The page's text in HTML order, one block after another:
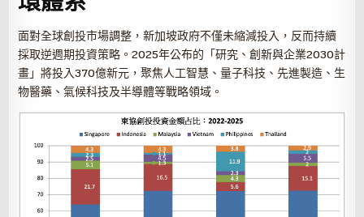
面對全球創投市場調整，新加坡政府不僅未縮減投入，反而持續
採取逆週期投資策略。2025年公布的「研究、創新與企業2030計
畫」將投入370億新元，聚焦人工智慧、量子科技、先進製造、生
物醫藥、氣候科技及半導體等戰略領域。